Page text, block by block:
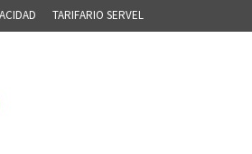
TARIFARIO SERVEL